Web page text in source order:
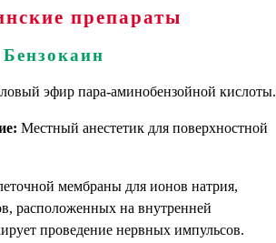
препараты
Бензокаин
эфир пара-аминобензойной кислоты.
Местный анестетик для поверхностной
мембраны для ионов натрия,
расположенных на внутренней
проведение нервных импульсов.